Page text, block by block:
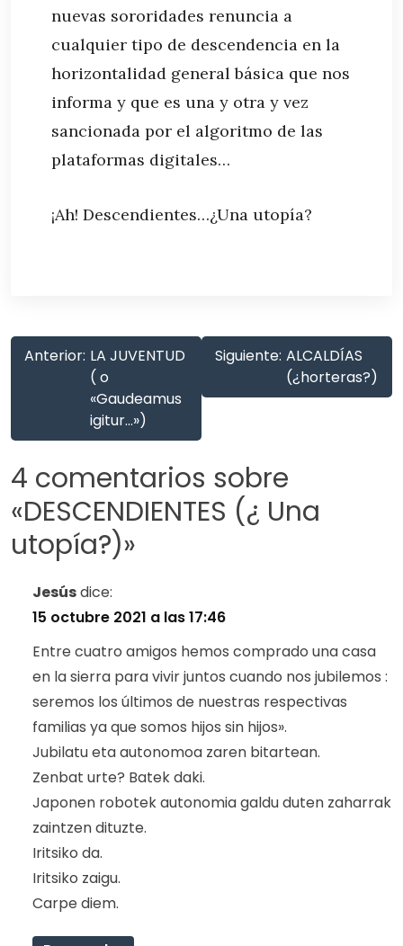
nuevas sororidades renuncia a
cualquier tipo de descendencia en la
horizontalidad general básica que nos
informa y que es una y otra y vez
sancionada por el algoritmo de las
plataformas digitales…
¡Ah! Descendientes…¿Una utopía?
Anterior: LA JUVENTUD
( o
«Gaudeamus
igitur…»)
Siguiente: ALCALDÍAS
(¿horteras?)
4 comentarios sobre
«DESCENDIENTES (¿ Una
utopía?)»
Jesúsdice:
15 octubre 2021 a las 17:46
Entre cuatro amigos hemos comprado una casa
en la sierra para vivir juntos cuando nos jubilemos :
seremos los últimos de nuestras respectivas
familias ya que somos hijos sin hijos».
Jubilatu eta autonomoa zaren bitartean.
Zenbat urte? Batek daki.
Japonen robotek autonomia galdu duten zaharrak
zaintzen dituzte.
Iritsiko da.
Iritsiko zaigu.
Carpe diem.